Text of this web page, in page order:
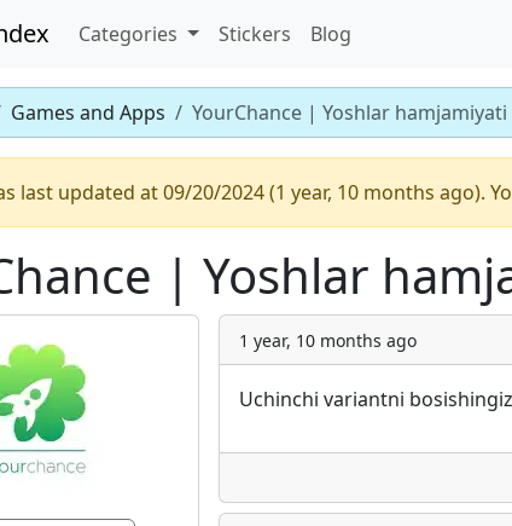
Categories Stickers Blog
Games and Apps YourChance | Yoshlar hamjamiyati
last updated at 09/20/2024 (1 year, 10 months ago).
| Yoshlar
1 year, 10 months ago
Uchinchi variantni